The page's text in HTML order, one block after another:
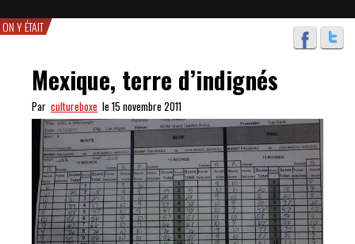
ON Y ÉTAIT
Mexique, terre d’indignés
Par cultureboxe le 15 novembre 2011